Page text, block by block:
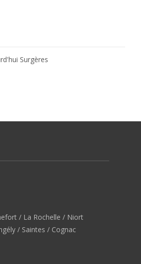
Surgères
/ La Rochelle / Niort
/ Saintes / Cognac